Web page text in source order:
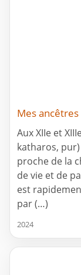
Mes ancêtres
Aux XIIe et
katharos,
proche de la
de vie et de
est
par (…)
2024